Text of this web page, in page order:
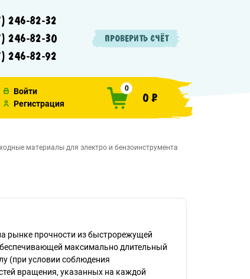
246-82-32
246-82-30
246-82-92
ПРОВЕРИТЬ СЧЁТ
Войти
Регистрация
0
0 ₽
материалы для электро и бензоинструмента
рынке прочности из быстрорежущей
максимально длительный
(при условии соблюдения
вращения, указанных на каждой